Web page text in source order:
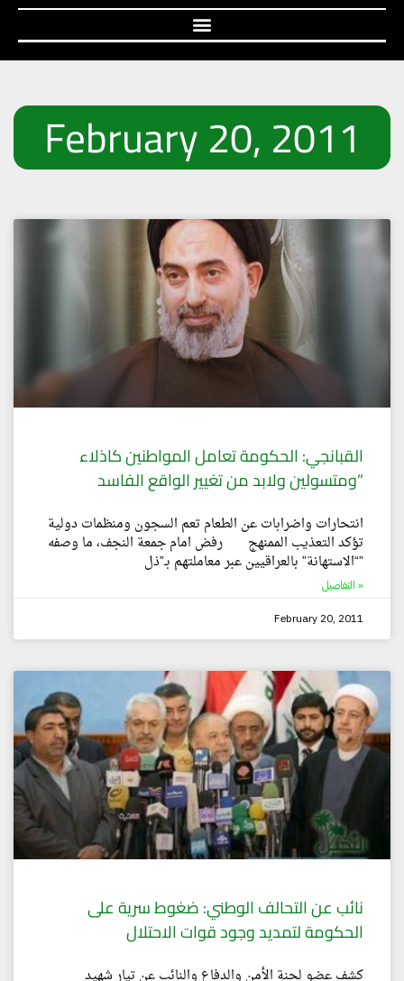
February 20, 2011
القبانجي: الحكومة تعامل المواطنين كاذلاء
ومتسولين ولابد من تغيير الواقع الفاسد”
انتحارات واضرابات عن الطعام تعم السجون ومنظمات دولية
تؤكد التعذيب الممنهج رفض امام جمعة النجف، ما وصفه
“الاستهانة” بالعراقيين عبر معاملتهم بـ”ذل”
التفاصيل »
February 20, 2011
نائب عن التحالف الوطني: ضغوط سرية على
الحكومة لتمديد وجود قوات الاحتلال